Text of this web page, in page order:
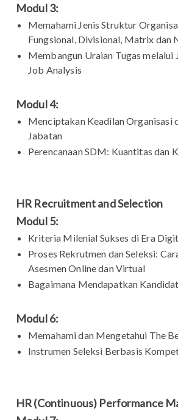
Modul 3:
Memahami Jenis Struktur
Fungsional, Divisional, Matrix dan
Membangun Uraian Tugas melalui
Job Analysis
Modul 4:
Menciptakan Keadilan Organisasi
Jabatan
Perencanaan SDM: Kuantitas dan
HR Recruitment and Selection
Modul 5:
Kriteria Milenial Sukses di Era
Proses Rekrutmen dan Seleksi:
Asesmen Online dan Virtual
Bagaimana Mendapatkan
Modul 6:
Memahami dan Mengetahui The
Instrumen Seleksi Berbasis
HR (Continuous) Performance